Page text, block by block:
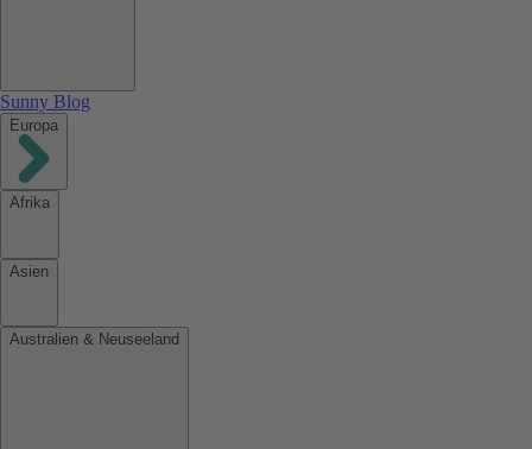
Sunny Blog
Europa
Afrika
Asien
Australien & Neuseeland